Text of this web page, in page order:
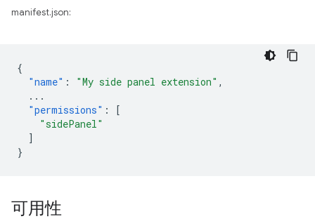
manifest.json:
{
"name" : "My side panel extension" ,
...
"permissions" :
[
"sidePanel"
]
}
可用性